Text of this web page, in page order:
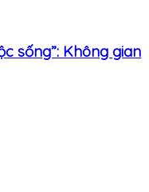
sống”: Không gian